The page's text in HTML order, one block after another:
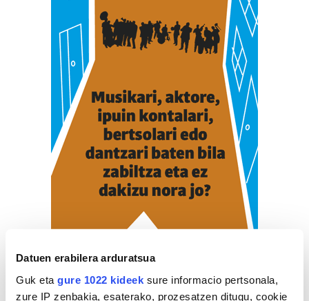
Datuen erabilera arduratsua
Guk eta gure 1022 kideek sure informacio pertsonala,
zure IP zenbakia, esaterako, prozesatzen ditugu, cookie